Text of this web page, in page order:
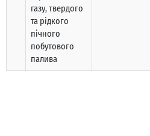
газу, твердого
та рідкого
пічного
побутового
палива